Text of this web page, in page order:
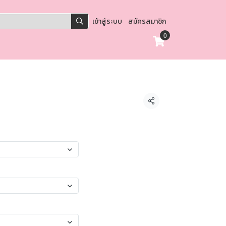
เข้าสู่ระบบ สมัครสมาชิก
0
แชร์